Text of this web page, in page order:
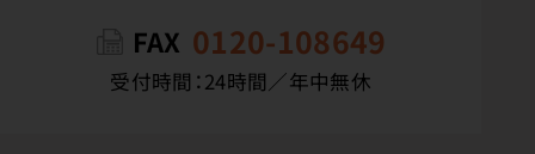
FAX 0120-108649
受付時間：24時間／年中無休